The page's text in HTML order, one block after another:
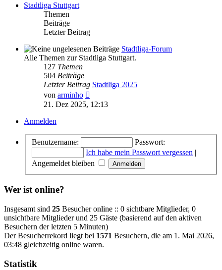
Stadtliga Stuttgart
Themen
Beiträge
Letzter Beitrag
Stadtliga-Forum
Alle Themen zur Stadtliga Stuttgart.
127 Themen
504 Beiträge
Letzter Beitrag Stadtliga 2025
von arminho
Beitrag
21. Dez 2025, 12:13
Anmelden
Benutzername:
Passwort:
Ich habe mein Passwort vergessen |
Angemeldet bleiben
Wer ist online?
Insgesamt sind 25 Besucher online :: 0 sichtbare Mitglieder, 0
unsichtbare Mitglieder und 25 Gäste (basierend auf den aktiven
Besuchern der letzten 5 Minuten)
Der Besucherrekord liegt bei 1571 Besuchern, die am 1. Mai 2026,
03:48 gleichzeitig online waren.
Statistik